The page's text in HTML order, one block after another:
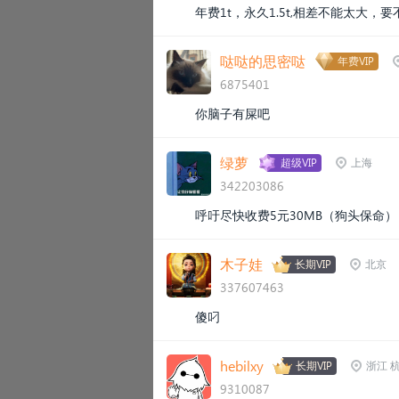
年费1t，永久1.5t,相差不能太大，要
哒哒的思密哒 年费VIP
6875401
你脑子有屎吧
绿萝 超级VIP 上海
342203086
呼吁尽快收费5元30MB（狗头保命）
木子娃 长期VIP 北京
337607463
傻叼
hebilxy 长期VIP 浙江
9310087